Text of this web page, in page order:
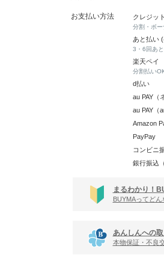
お支払い方法 クレジッ
分割・ボー
あと払い
3・6回あ
楽天ペイ
分割払い
d払い
au PAY（
au PAY（
Amazon
PayPay
コンビニ
銀行振込
まるわかり！
BUYMAってど
あんしんへの
本物保証・不良